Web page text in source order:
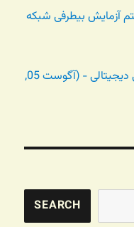
آزمایش بیطرفی شبکه
سایت – BlackHat: دفاع شخصی دیجیتالی - (آگوست 05,
SEARCH